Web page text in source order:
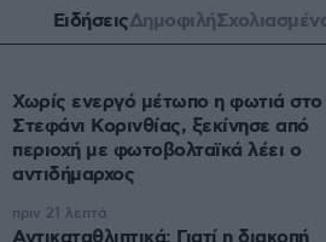
ΕιδήσειςΔημοφιλή
Χωρίς ενεργό μέτωπο η φωτιά στο
Στεφάνι Κορινθίας, ξεκίνησε από
περιοχή με φωτοβολταϊκά λέει ο
αντιδήμαρχος
πριν 21 λεπτά